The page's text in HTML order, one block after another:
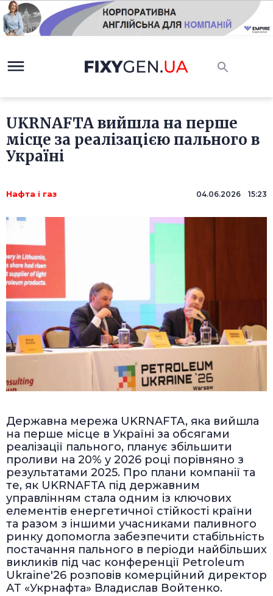
UKRNAFTA вийшла на перше
місце за реалізацією пального в
Україні
Нафта і газ 04.06.2026 15:23
Державна мережа UKRNAFTA, яка вийшла
на перше місце в Україні за обсягами
реалізації пального, планує збільшити
проливи на 20% у 2026 році порівняно з
результатами 2025. Про плани компанії та
те, як UKRNAFTA під державним
управлінням стала одним із ключових
елементів енергетичної стійкості країни
та разом з іншими учасниками паливного
ринку допомогла забезпечити стабільність
постачання пального в періоди найбільших
викликів під час конференції Petroleum
Ukraine'26 розповів комерційний директор
АТ «Укрнафта» Владислав Войтенко.